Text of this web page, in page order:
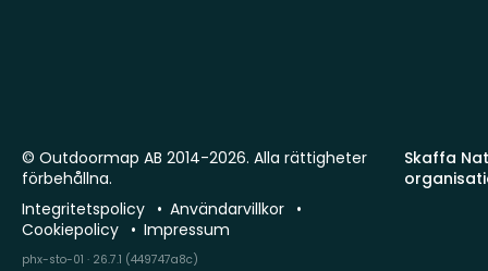
Skaffa
© Outdoormap AB 2014-2026. Alla rättigheter
förbehållna.
Integritetspolicy
Användarvillkor
Cookiepolicy
Impressum
phx-sto-01 · 26.7.1 (449747a8c)